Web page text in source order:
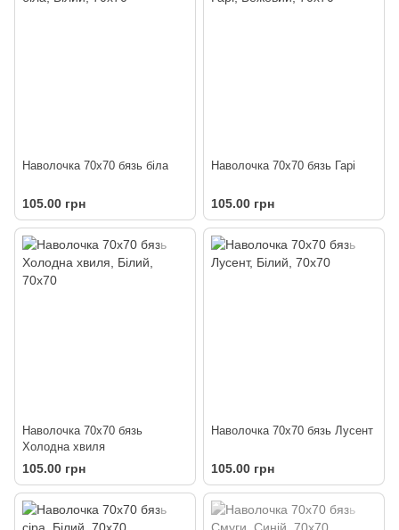
Наволочка 70х70 бязь біла
105.00 грн
Наволочка 70х70 бязь Гарі
105.00 грн
Наволочка 70х70 бязь
Холодна хвиля
105.00 грн
Наволочка 70х70 бязь Лусент
105.00 грн